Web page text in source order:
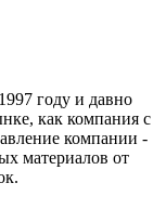
году и давно
как компания с
компании -
материалов от